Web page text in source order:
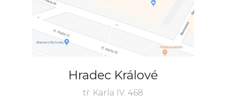
Hradec Králové
tř. Karla IV. 468